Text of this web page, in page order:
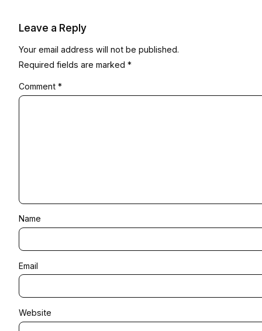
Leave a Reply
Your email address will not be published.
Required fields are marked *
Comment *
Name
Email
Website